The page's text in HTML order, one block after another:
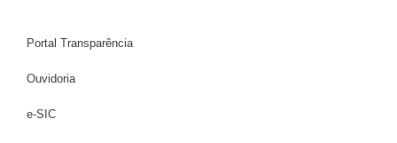
Portal Transparência
Ouvidoria
e-SIC